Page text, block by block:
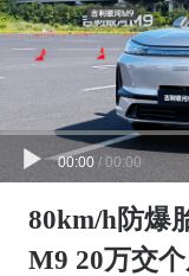
00:00 / 00:00
80km/h防爆
M9 20万交个